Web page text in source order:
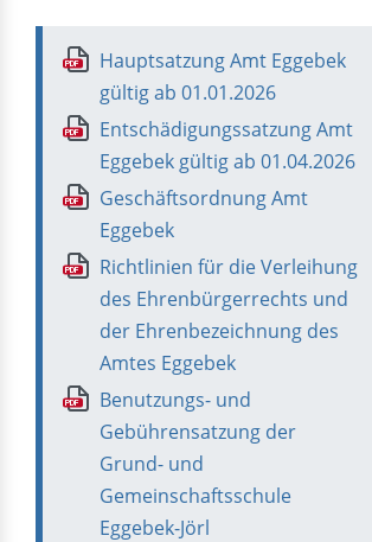
PDF
Hauptsatzung Amt Eggebek
gültig ab 01.01.2026
PDF
Entschädigungssatzung Amt
Eggebek gültig ab 01.04.2026
PDF
Geschäftsordnung Amt
Eggebek
PDF
Richtlinien für die Verleihung
des Ehrenbürgerrechts und
der Ehrenbezeichnung des
Amtes Eggebek
PDF
Benutzungs- und
Gebührensatzung der
Grund- und
Gemeinschaftsschule
Eggebek-Jörl